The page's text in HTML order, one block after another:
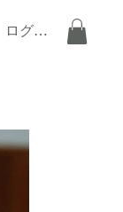
お問い合わせ
ログイン